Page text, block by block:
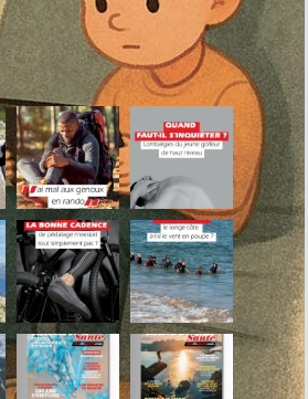
dernier numéro Natation Santé.
découvre le magazine